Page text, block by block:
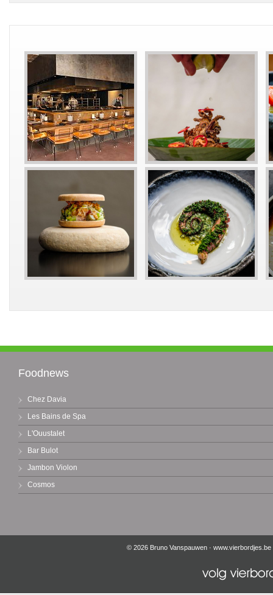
Foodnews
Chez Davia
Les Bains de Spa
L'Ouustalet
Bar Bulot
Jambon Violon
Cosmos
© 2026 Bruno Vanspauwen · www.vierbordjes.be